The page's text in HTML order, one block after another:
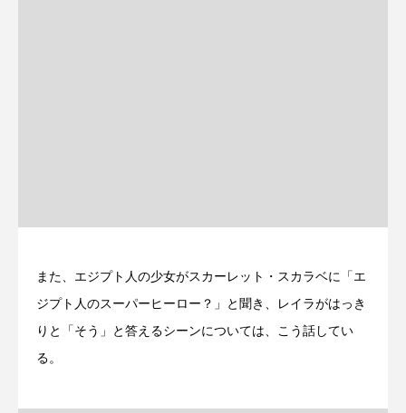
また、エジプト人の少女がスカーレット・スカラベに「エ
ジプト人のスーパーヒーロー？」と聞き、レイラがはっき
りと「そう」と答えるシーンについては、こう話してい
る。